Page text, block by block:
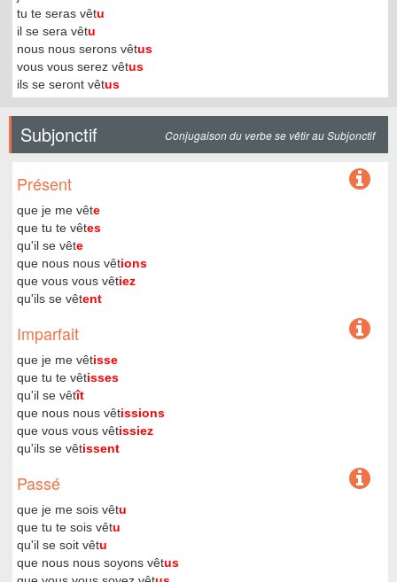
tu te seras vêtu
il se sera vêtu
nous nous serons vêtus
vous vous serez vêtus
ils se seront vêtus
Subjonctif Conjugaison du verbe se vêtir au Subjonctif
Présent
que je me vête
que tu te vêtes
qu'il se vête
que nous nous vêtions
que vous vous vêtiez
qu'ils se vêtent
Imparfait
que je me vêtisse
que tu te vêtisses
qu'il se vêtît
que nous nous vêtissions
que vous vous vêtissiez
qu'ils se vêtissent
Passé
que je me sois vêtu
que tu te sois vêtu
qu'il se soit vêtu
que nous nous soyons vêtus